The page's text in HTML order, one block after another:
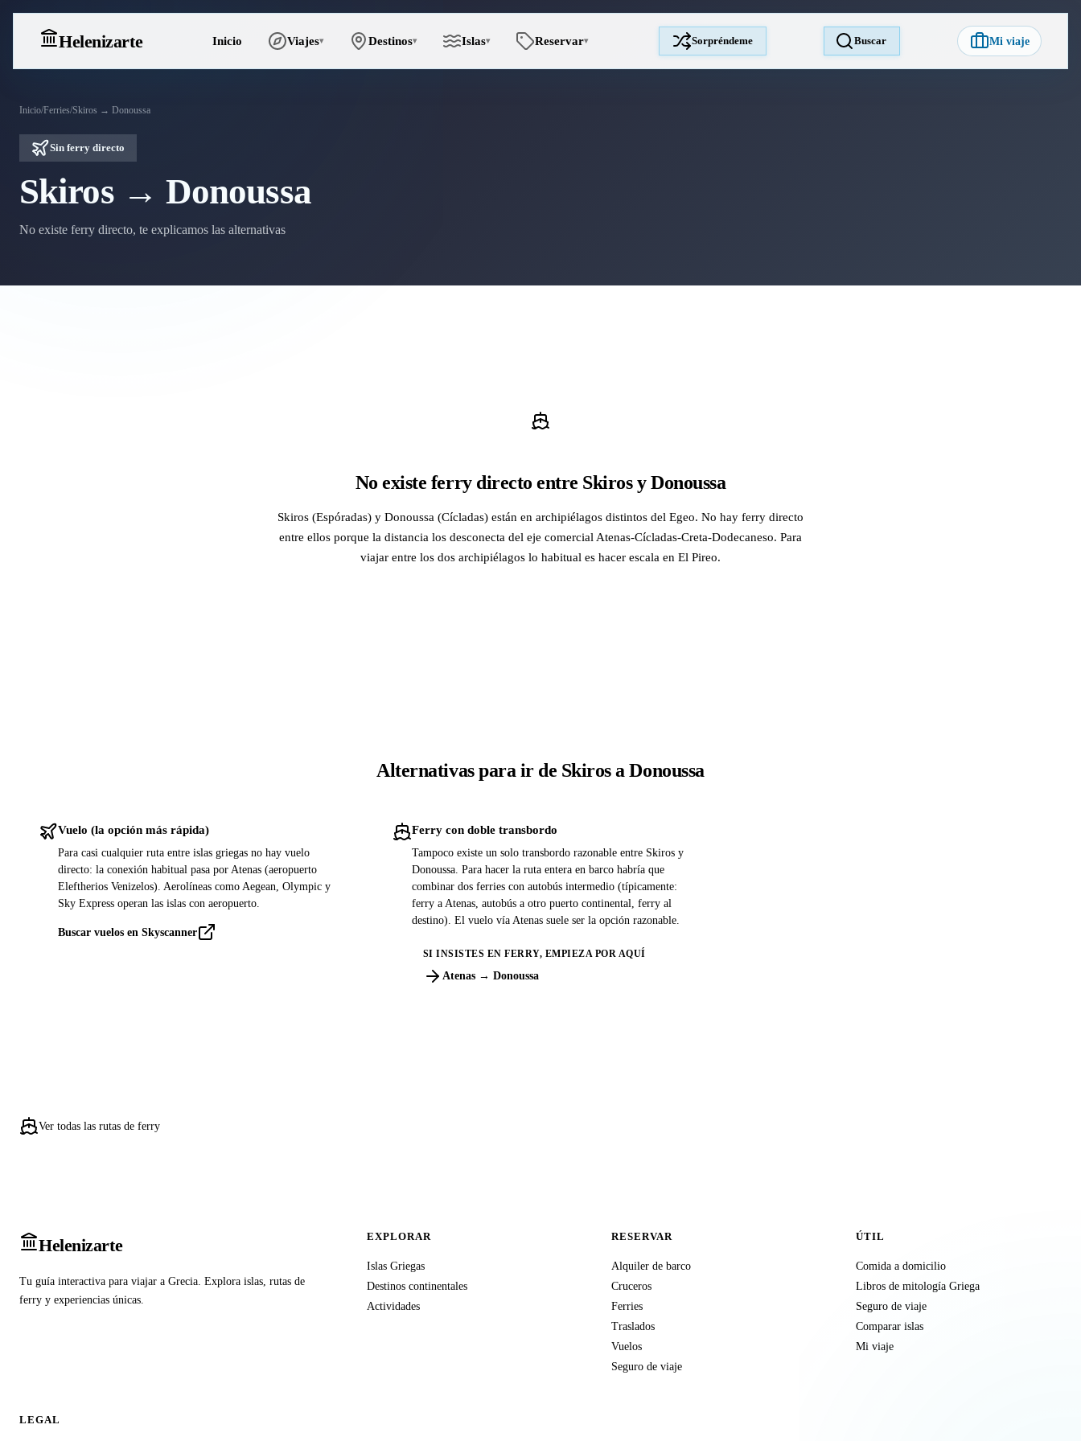
Helenizarte Inicio Viajes▾ Destinos▾ Islas▾ Reservar▾ Sorpréndeme Buscar Mi viaje
Inicio/Ferries/Skiros → Donoussa
Sin ferry directo
Skiros → Donoussa
No existe ferry directo, te explicamos las alternativas
No existe ferry directo entre Skiros y Donoussa
Skiros (Espóradas) y Donoussa (Cícladas) están en archipiélagos distintos del Egeo. No hay ferry directo
entre ellos porque la distancia los desconecta del eje comercial Atenas-Cícladas-Creta-Dodecaneso. Para
viajar entre los dos archipiélagos lo habitual es hacer escala en El Pireo.
Alternativas para ir de Skiros a Donoussa
Vuelo (la opción más rápida)
Para casi cualquier ruta entre islas griegas no hay vuelo
directo: la conexión habitual pasa por Atenas (aeropuerto
Eleftherios Venizelos). Aerolíneas como Aegean, Olympic y
Sky Express operan las islas con aeropuerto.
Buscar vuelos en Skyscanner
Ferry con doble transbordo
Tampoco existe un solo transbordo razonable entre Skiros y
Donoussa. Para hacer la ruta entera en barco habría que
combinar dos ferries con autobús intermedio (típicamente:
ferry a Atenas, autobús a otro puerto continental, ferry al
destino). El vuelo vía Atenas suele ser la opción razonable.
SI INSISTES EN FERRY, EMPIEZA POR AQUÍ
Atenas → Donoussa
Ver todas las rutas de ferry
Helenizarte
Tu guía interactiva para viajar a Grecia. Explora islas, rutas de
ferry y experiencias únicas.
EXPLORAR
Islas Griegas
Destinos continentales
Actividades
RESERVAR
Alquiler de barco
Cruceros
Ferries
Traslados
Vuelos
Seguro de viaje
ÚTIL
Comida a domicilio
Libros de mitología Griega
Seguro de viaje
Comparar islas
Mi viaje
LEGAL